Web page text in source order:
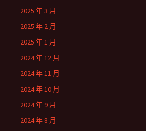
2025 年 3 月
2025 年 2 月
2025 年 1 月
2024 年 12 月
2024 年 11 月
2024 年 10 月
2024 年 9 月
2024 年 8 月